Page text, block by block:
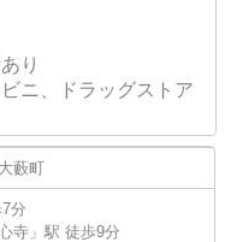
り
ニ、ドラッグストア
藪町
分
寺 」駅 徒歩9分